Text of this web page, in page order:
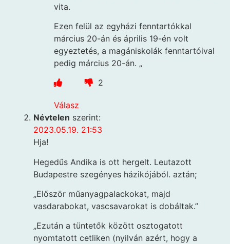
vita.
Ezen felül az egyházi fenntartókkal
március 20-án és április 19-én volt
egyeztetés, a magániskolák fenntartóival
pedig március 20-án. „
2
Válasz
Névtelen szerint:
2023.05.19. 21:53
Hja!
Hegedűs Andika is ott hergelt. Leutazott
Budapestre szegényes házikójából. aztán;
„Először műanyagpalackokat, majd
vasdarabokat, vascsavarokat is dobáltak.”
„Ezután a tüntetők között osztogatott
nyomtatott cetliken (nyilván azért, hogy a